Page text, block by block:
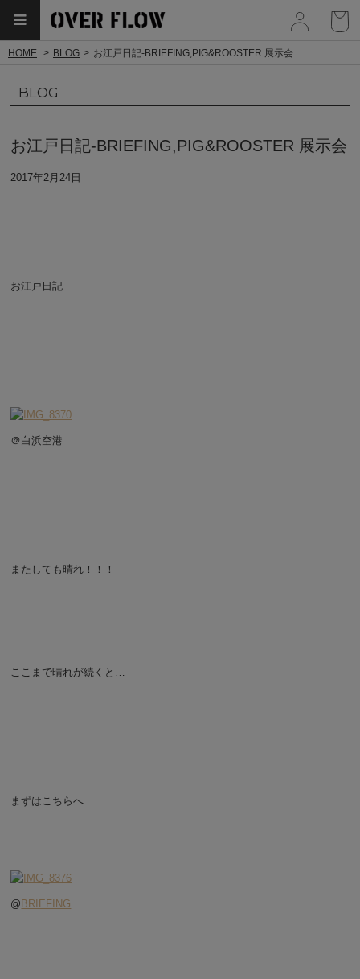
HOME BLOG お江戸日記-BRIEFING,PIG&ROOSTER 展示会
BLOG
お江戸日記-BRIEFING,PIG&ROOSTER 展示会
2017年2月24日
お江戸日記
＠白浜空港
またしても晴れ！！！
ここまで晴れが続くと…
まずはこちらへ
@ BRIEFING